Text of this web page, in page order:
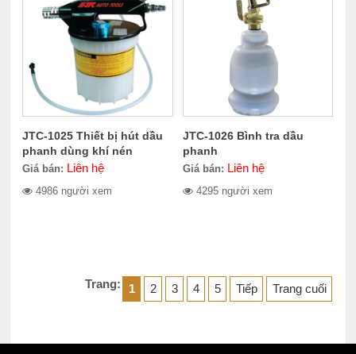
JTC-1025 Thiết bị hút dầu
phanh dùng khí nén
Giá bán: Liên hệ
4986 người xem
JTC-1026 Bình tra dầu
phanh
Giá bán: Liên hệ
4295 người xem
Trang: 1 2 3 4 5 Tiếp Trang cuối